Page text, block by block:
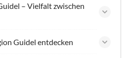
– Vielfalt zwischen
Guidel entdecken